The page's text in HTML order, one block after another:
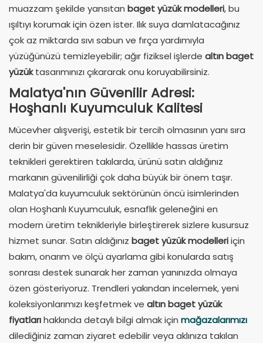
muazzam şekilde yansıtan baget yüzük modelleri, bu
ışıltıyı korumak için özen ister. Ilık suya damlatacağınız
çok az miktarda sıvı sabun ve fırça yardımıyla
yüzüğünüzü temizleyebilir; ağır fiziksel işlerde altın baget
yüzüktasarımınızı çıkararak onu koruyabilirsiniz.
Malatya'nın Güvenilir Adresi:
Hoşhanlı Kuyumculuk Kalitesi
Mücevher alışverişi, estetik bir tercih olmasının yanı sıra
derin bir güven meselesidir. Özellikle hassas üretim
teknikleri gerektiren takılarda, ürünü satın aldığınız
markanın güvenilirliği çok daha büyük bir önem taşır.
Malatya'da kuyumculuk sektörünün öncü isimlerinden
olan Hoşhanlı Kuyumculuk, esnaflık geleneğini en
modern üretim teknikleriyle birleştirerek sizlere kusursuz
hizmet sunar. Satın aldığınız baget yüzük modelleriiçin
bakım, onarım ve ölçü ayarlama gibi konularda satış
sonrası destek sunarak her zaman yanınızda olmaya
özen gösteriyoruz. Trendleri yakından incelemek, yeni
koleksiyonlarımızı keşfetmek ve altın baget yüzük
fiyatlarıhakkında detaylı bilgi almak için mağazalarımızı
dilediğiniz zaman ziyaret edebilir veya aklınıza takılan